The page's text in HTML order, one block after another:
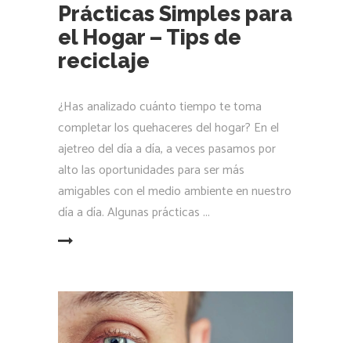
Prácticas Simples para
el Hogar – Tips de
reciclaje
¿Has analizado cuánto tiempo te toma
completar los quehaceres del hogar? En el
ajetreo del día a día, a veces pasamos por
alto las oportunidades para ser más
amigables con el medio ambiente en nuestro
día a día. Algunas prácticas